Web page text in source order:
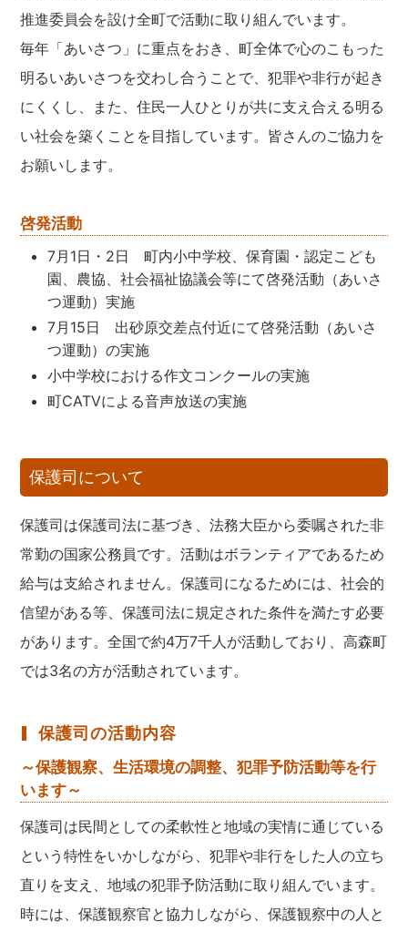
推進委員会を設け全町で活動に取り組んでいます。
毎年「あいさつ」に重点をおき、町全体で心のこもった
明るいあいさつを交わし合うことで、犯罪や非行が起き
にくくし、また、住民一人ひとりが共に支え合える明る
い社会を築くことを目指しています。皆さんのご協力を
お願いします。
啓発活動
7月1日・2日 町内小中学校、保育園・認定こども
園、農協、社会福祉協議会等にて啓発活動（あいさ
つ運動）実施
7月15日 出砂原交差点付近にて啓発活動（あいさ
つ運動）の実施
小中学校における作文コンクールの実施
町CATVによる音声放送の実施
保護司について
保護司は保護司法に基づき、法務大臣から委嘱された非
常勤の国家公務員です。活動はボランティアであるため
給与は支給されません。保護司になるためには、社会的
信望がある等、保護司法に規定された条件を満たす必要
があります。全国で約4万7千人が活動しており、高森町
では3名の方が活動されています。
保護司の活動内容
～保護観察、生活環境の調整、犯罪予防活動等を行
います～
保護司は民間としての柔軟性と地域の実情に通じている
という特性をいかしながら、犯罪や非行をした人の立ち
直りを支え、地域の犯罪予防活動に取り組んでいます。
時には、保護観察官と協力しながら、保護観察中の人と